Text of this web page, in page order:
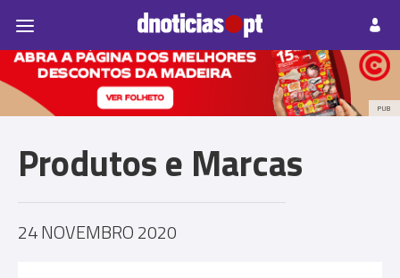
Prazeres Paisagens
PUB
Produtos e Marcas
24 NOVEMBRO 2020